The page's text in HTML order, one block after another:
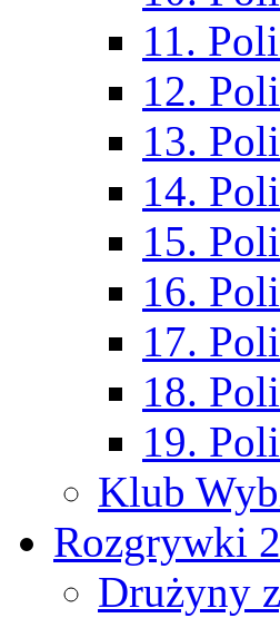
11.
12.
13.
14.
15.
16.
17.
18.
19.
Klub
Rozgrywki
Drużyny